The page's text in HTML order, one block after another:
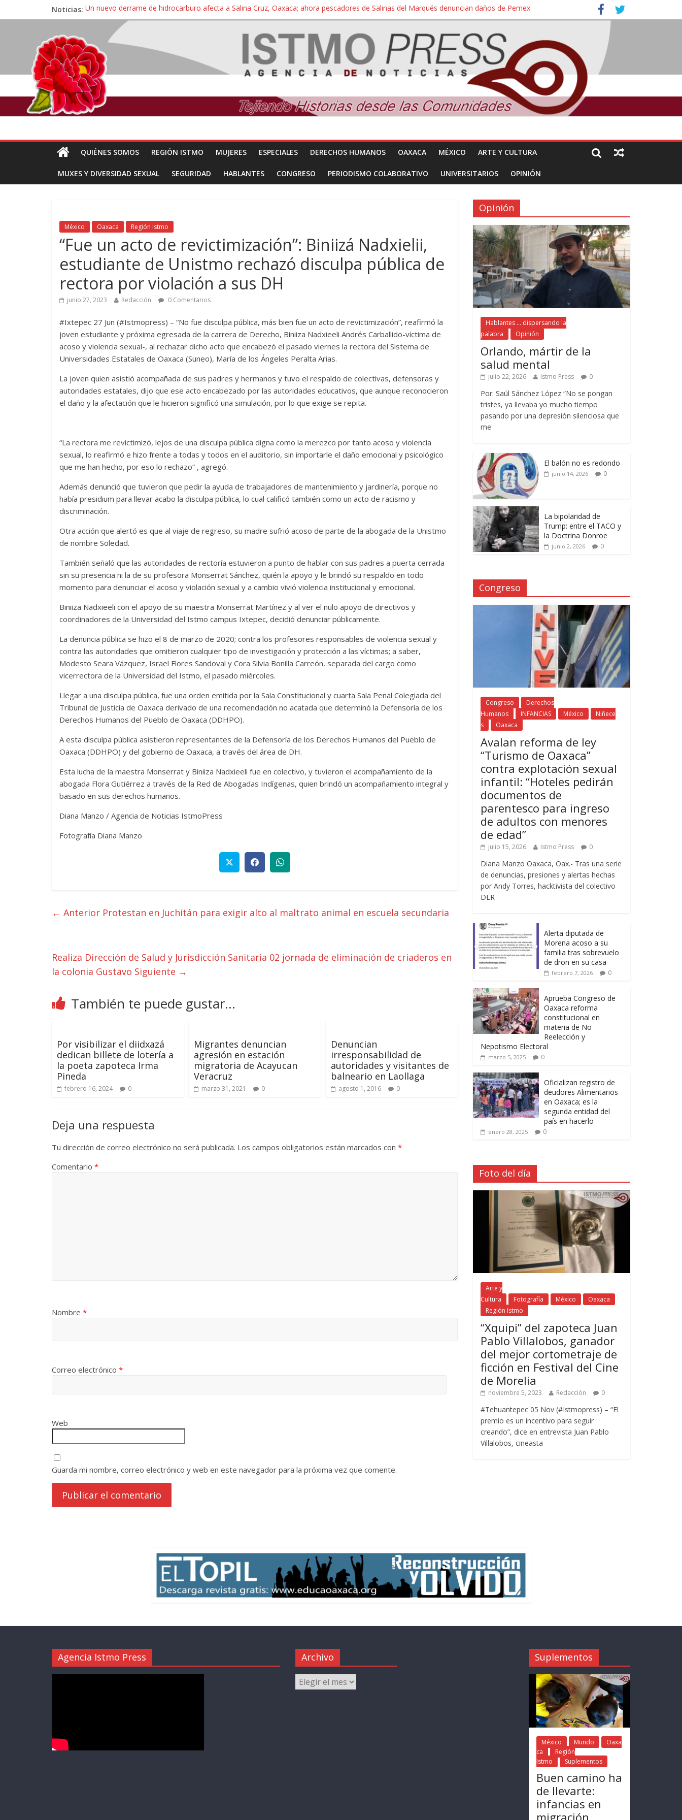
Noticias: Un nuevo derrame de hidrocarburo afecta a Salina Cruz, Oaxaca; ahora pescadores de Salinas del Marqués denuncian daños de Pemex
Ángel, el joven autista expulsado por la Universidad Bienestar de Ixtepec, Oaxaca vuelve a las aulas tras amparo
Familiares de periodista Alejandro Leyva se reúnen con titular de la SEGOB y exigen detener a los autores materiales e intelectuales de su asesinato
Alertan pescadores de Juchitán, Oaxaca de nuevo despojo de su territorio para construir un parque eólico
Pescadores y comuneros ikoots detienen la extracción ilegal de material pétreo de gravera Oyamel
QUIÉNES SOMOS REGIÓN ISTMO MUJERES ESPECIALES DERECHOS HUMANOS OAXACA MÉXICO ARTE Y CULTURA
MUXES Y DIVERSIDAD SEXUAL SEGURIDAD HABLANTES CONGRESO PERIODISMO COLABORATIVO UNIVERSITARIOS OPINIÓN
México Oaxaca Región Istmo
“Fue un acto de revictimización”: Biniizá Nadxielii,
estudiante de Unistmo rechazó disculpa pública de
rectora por violación a sus DH
junio 27, 2023 Redacción 0 Comentarios
#Ixtepec 27 Jun (#Istmopress) – “No fue disculpa pública, más bien fue un acto de revictimización”, reafirmó la
joven estudiante y próxima egresada de la carrera de Derecho, Biniiza Nadxieeli Andrés Carballido-víctima de
acoso y violencia sexual-, al rechazar dicho acto que encabezó el pasado viernes la rectora del Sistema de
Universidades Estatales de Oaxaca (Suneo), María de los Ángeles Peralta Arias.
La joven quien asistió acompañada de sus padres y hermanos y tuvo el respaldo de colectivas, defensoras y
autoridades estatales, dijo que ese acto encabezado por las autoridades educativos, que aunque reconocieron
el daño y la afectación que le hicieron significó una simulación, por lo que exige se repita.
“La rectora me revictimizó, lejos de una disculpa pública digna como la merezco por tanto acoso y violencia
sexual, lo reafirmó e hizo frente a todas y todos en el auditorio, sin importarle el daño emocional y psicológico
que me han hecho, por eso lo rechazo” , agregó.
Además denunció que tuvieron que pedir la ayuda de trabajadores de mantenimiento y jardinería, porque no
había presidium para llevar acabo la disculpa pública, lo cual calificó también como un acto de racismo y
discriminación.
Otra acción que alertó es que al viaje de regreso, su madre sufrió acoso de parte de la abogada de la Unistmo
de nombre Soledad.
También señaló que las autoridades de rectoría estuvieron a punto de hablar con sus padres a puerta cerrada
sin su presencia ni la de su profesora Monserrat Sánchez, quién la apoyo y le brindó su respaldo en todo
momento para denunciar el acoso y violación sexual y a cambio vivió violencia institucional y emocional.
Biniiza Nadxieeli con el apoyo de su maestra Monserrat Martínez y al ver el nulo apoyo de directivos y
coordinadores de la Universidad del Istmo campus Ixtepec, decidió denunciar públicamente.
La denuncia pública se hizo el 8 de marzo de 2020; contra los profesores responsables de violencia sexual y
contra las autoridades que omitieron cualquier tipo de investigación y protección a las víctimas; a saber,
Modesto Seara Vázquez, Israel Flores Sandoval y Cora Silvia Bonilla Carreón, separada del cargo como
vicerrectora de la Universidad del Istmo, el pasado miércoles.
Llegar a una disculpa pública, fue una orden emitida por la Sala Constitucional y cuarta Sala Penal Colegiada del
Tribunal de Justicia de Oaxaca derivado de una recomendación no acatada que determinó la Defensoría de los
Derechos Humanos del Pueblo de Oaxaca (DDHPO).
A esta disculpa pública asistieron representantes de la Defensoría de los Derechos Humanos del Pueblo de
Oaxaca (DDHPO) y del gobierno de Oaxaca, a través del área de DH.
Esta lucha de la maestra Monserrat y Biniiza Nadxieeli fue en colectivo, y tuvieron el acompañamiento de la
abogada Flora Gutiérrez a través de la Red de Abogadas Indígenas, quien brindó un acompañamiento integral y
basado en sus derechos humanos.
Diana Manzo / Agencia de Noticias IstmoPress
Fotografía Diana Manzo
← Anterior Protestan en Juchitán para exigir alto al maltrato animal en escuela secundaria
Realiza Dirección de Salud y Jurisdicción Sanitaria 02 jornada de eliminación de criaderos en
la colonia Gustavo Siguiente →
También te puede gustar...
Por visibilizar el diidxazá
dedican billete de lotería a
la poeta zapoteca Irma
Pineda
febrero 16, 2024 0
Migrantes denuncian
agresión en estación
migratoria de Acayucan
Veracruz
marzo 31, 2021 0
Denuncian
irresponsabilidad de
autoridades y visitantes de
balneario en Laollaga
agosto 1, 2016 0
Deja una respuesta
Tu dirección de correo electrónico no será publicada. Los campos obligatorios están marcados con *
Comentario *
Nombre *
Correo electrónico *
Web
Guarda mi nombre, correo electrónico y web en este navegador para la próxima vez que comente.
Opinión
Hablantes ... dispersando la
palabra
Opinión
Orlando, mártir de la
salud mental
julio 22, 2026 Istmo Press 0
Por: Saúl Sánchez López “No se pongan
tristes, ya llevaba yo mucho tiempo
pasando por una depresión silenciosa que
me
El balón no es redondo
junio 14, 2026 0
La bipolaridad de
Trump: entre el TACO y
la Doctrina Donroe
junio 2, 2026 0
Congreso
Congreso
Derechos
Humanos
INFANCIAS México
Niñece
s
Oaxaca
Avalan reforma de ley
“Turismo de Oaxaca”
contra explotación sexual
infantil: “Hoteles pedirán
documentos de
parentesco para ingreso
de adultos con menores
de edad”
julio 15, 2026 Istmo Press 0
Diana Manzo Oaxaca, Oax.- Tras una serie
de denuncias, presiones y alertas hechas
por Andy Torres, hacktivista del colectivo
DLR
Alerta diputada de
Morena acoso a su
familia tras sobrevuelo
de dron en su casa
febrero 7, 2026 0
Aprueba Congreso de
Oaxaca reforma
constitucional en
materia de No
Reelección y
Nepotismo Electoral
marzo 5, 2025 0
Oficializan registro de
deudores Alimentarios
en Oaxaca; es la
segunda entidad del
país en hacerlo
enero 28, 2025 0
Foto del día
Arte y
Cultura
Fotografía México
Oaxaca
Región Istmo
“Xquipi” del zapoteca Juan
Pablo Villalobos, ganador
del mejor cortometraje de
ficción en Festival del Cine
de Morelia
noviembre 5, 2023 Redacción 0
#Tehuantepec 05 Nov (#Istmopress) – “El
premio es un incentivo para seguir
creando”, dice en entrevista Juan Pablo
Villalobos, cineasta
Agencia Istmo Press Archivo Suplementos
México Mundo
Oaxa
ca
Región
Istmo
Suplementos
Buen camino ha
de llevarte:
infancias en
migración